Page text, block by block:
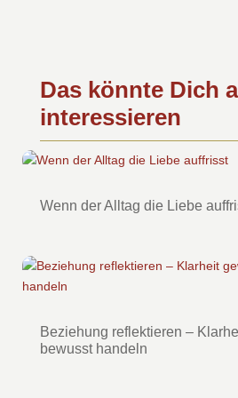
Das könnte Dich
interessieren
Wenn der Alltag die Liebe
Beziehung reflektieren –
bewusst handeln